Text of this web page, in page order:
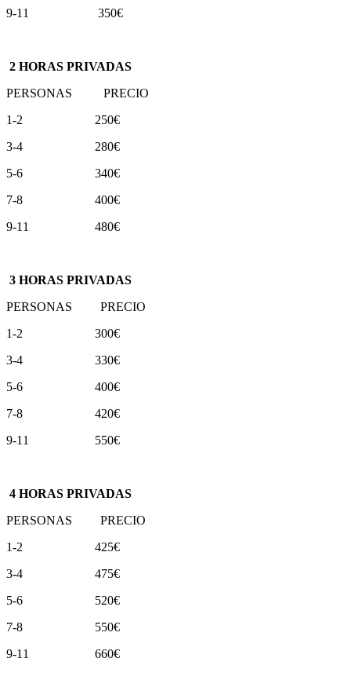
9-11 350€
2 HORAS PRIVADAS
PERSONAS PRECIO
1-2 250€
3-4 280€
5-6 340€
7-8 400€
9-11 480€
3 HORAS PRIVADAS
PERSONAS PRECIO
1-2 300€
3-4 330€
5-6 400€
7-8 420€
9-11 550€
4 HORAS PRIVADAS
PERSONAS PRECIO
1-2 425€
3-4 475€
5-6 520€
7-8 550€
9-11 660€